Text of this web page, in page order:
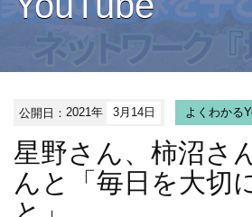
公開日：2021年 3月14日 よくわかる
星野さん、柿沼さ
んと「毎日を大切